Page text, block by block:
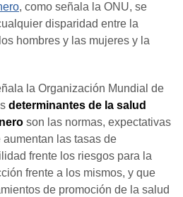
, como señala la ONU, se
disparidad entre la
hombres y las mujeres y la
la Organización Mundial de
determinantes de la salud
son las normas, expectativas
las tasas de
frente los riesgos para la
frente a los mismos, y que
de promoción de la salud